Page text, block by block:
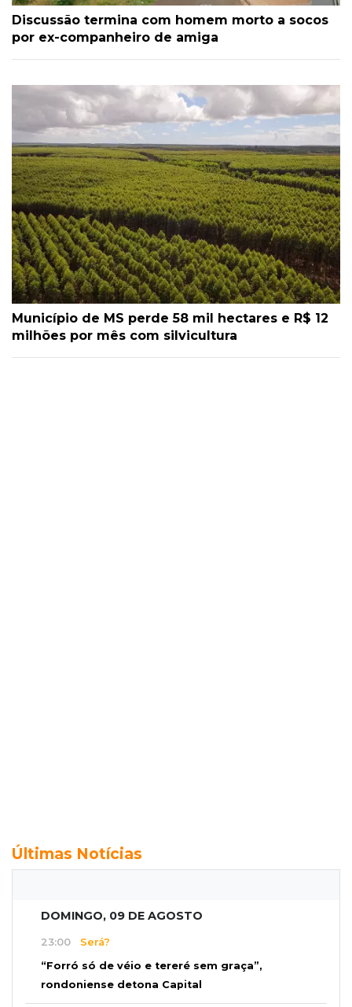
Discussão termina com homem morto a socos
por ex-companheiro de amiga
Município de MS perde 58 mil hectares e R$ 12
milhões por mês com silvicultura
Últimas Notícias
DOMINGO, 09 DE AGOSTO
23:00 Será?
“Forró só de véio e tereré sem graça”,
rondoniense detona Capital